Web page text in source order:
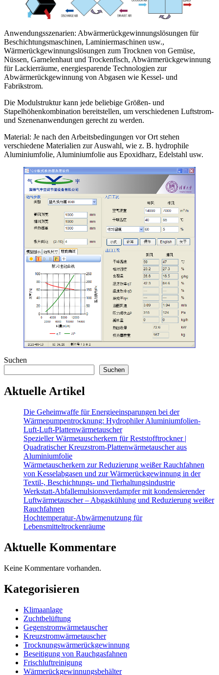
Anwendungsszenarien: Abwärmerückgewinnungslösungen für
Beschichtungsmaschinen, Laminiermaschinen usw.,
Wärmerückgewinnungslösungen zum Trocknen von Gemüse,
Nüssen, Garnelenhaut und Trockenfisch, Abwärmerückgewinnung
für Lackierräume, energiesparende Technologien zur
Abwärmerückgewinnung von Abgasen wie Kessel- und
Fabrikstrom.
Die Modulstruktur kann jede beliebige Größen- und
Stapelhöhenkombination bereitstellen, um verschiedenen Luftstrom-
und Szenenanwendungen gerecht zu werden.
Material: Je nach den Arbeitsbedingungen vor Ort stehen
verschiedene Materialien zur Auswahl, wie z. B. hydrophile
Aluminiumfolie, Aluminiumfolie aus Epoxidharz, Edelstahl usw.
Suchen
Suchen
Aktuelle Artikel
Die Geheimwaffe für Energieeinsparungen bei der
Wärmepumpentrocknung: Hydrophiler Aluminiumfolien-
Luft-Luft-Plattenwärmetauscher
Spezieller Wärmetauscherkern für Reststofftrockner |
Quadratischer Kreuzstrom-Plattenwärmetauscher aus
Aluminiumfolie
Wärmetauscherkern zur Reduzierung weißer Rauchfahnen
von Kesselabgasen und zur Wärmerückgewinnung in der
Textil-, Beschichtungs- und Tierhaltungsindustrie
Werkstatt-Abfallemulsionsverdampfer mit kondensierender
Luftwärmetauscher – Abgaskühlung und Reduzierung weißer
Rauchfahnen
Hochtemperatur-Abwärmenutzung für
Lebensmitteltrockenräume
Aktuelle Kommentare
Keine Kommentare vorhanden.
Kategorisieren
Klimaanlage
Zuchtbelüftung
Gegenstromwärmetauscher
Kreuzstromwärmetauscher
Trocknungswärmerückgewinnung
Beseitigung von Rauchgasfahnen
Frischluftreinigung
Wärmerückgewinnungsbehälter